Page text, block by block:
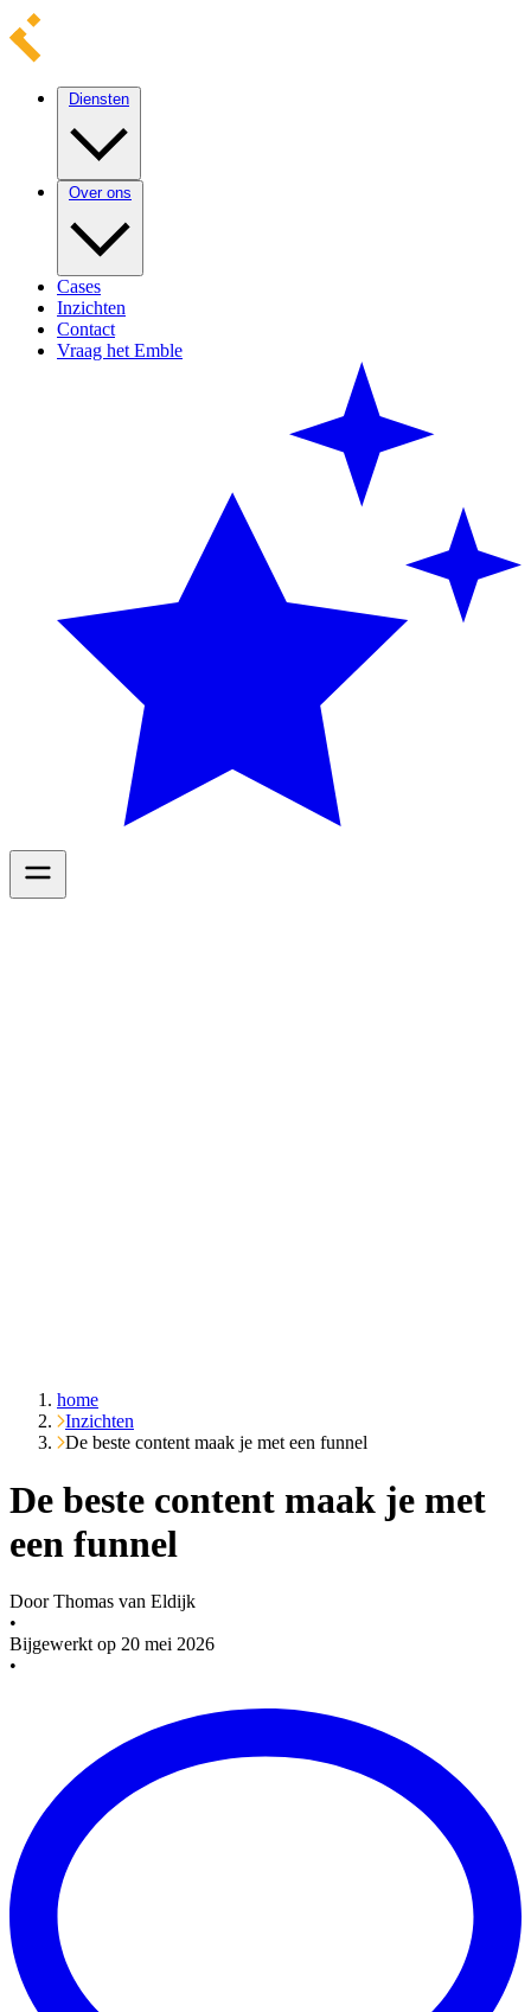
Diensten
Over ons
Cases
Inzichten
Contact
Vraag het Emble
home
Inzichten
De beste content maak je met een funnel
De beste content maak je met
een funnel
Door Thomas van Eldijk
•
Bijgewerkt op 20 mei 2026
•